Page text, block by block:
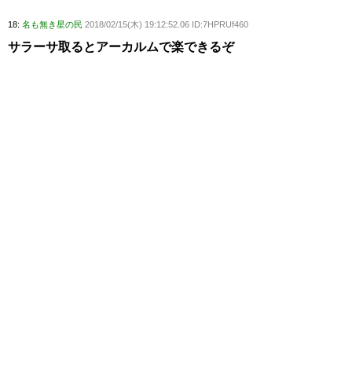
18: 名も無き星の民 2018/02/15(木) 19:12:52.06 ID:7HPRUf460
サラーサ取るとアーカルムで楽できるぞ